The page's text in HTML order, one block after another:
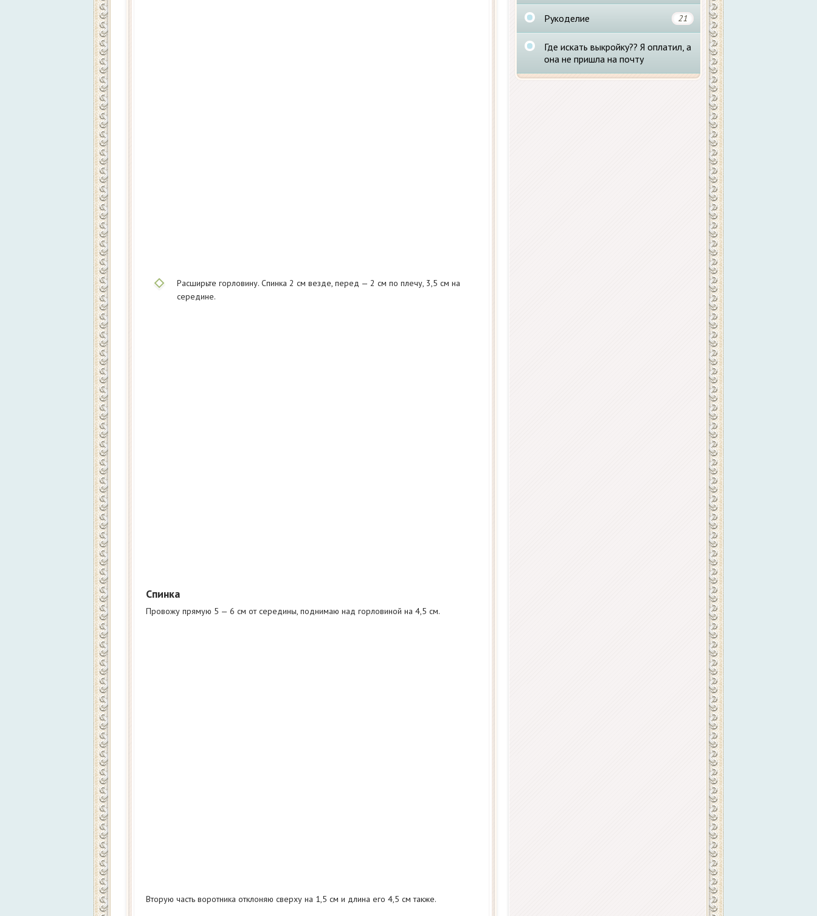
Расширьте горловину. Спинка 2 см везде, перед — 2 см по плечу, 3,5 см на
середине.
Спинка
Провожу прямую 5 — 6 см от середины, поднимаю над горловиной на 4,5 см.
Вторую часть воротника отклоняю сверху на 1,5 см и длина его 4,5 см также.
Рукоделие 21
Где искать выкройку?? Я оплатил, а
она не пришла на почту